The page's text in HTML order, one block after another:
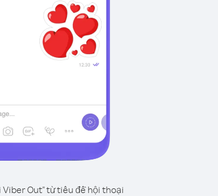
Viber Out" từ tiêu đề hội thoại